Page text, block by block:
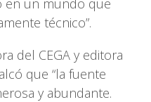
en un mundo que
técnico”.
del CEGA y editora
que “la fuente
y abundante.